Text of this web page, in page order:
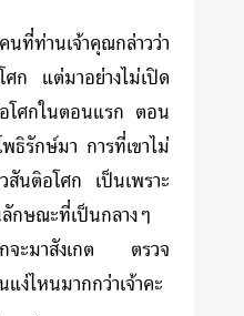
านเจ้าคุณกล่าวว่า
ก แต่มาอย่างไม่เปิด
อโศกในตอนแรก ตอน
ธิรักษ์มา การที่เขาไม่
สันติอโศก เป็นเพราะ
ลักษณะที่เป็นกลางๆ
กจะมาสังเกต ตรวจ
ง่ไหนมากกว่าเจ้าคะ